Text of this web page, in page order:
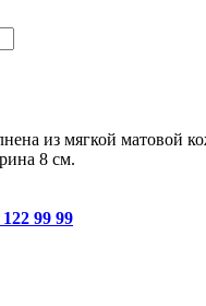
из мягкой матовой
8 см.
99 99